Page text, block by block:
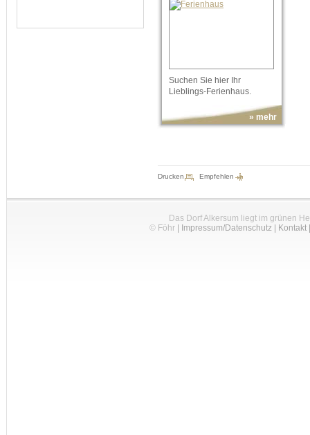
Suchen Sie hier Ihr
Lieblings-Ferienhaus.
» mehr
Drucken Empfehlen
Das Dorf Alkersum liegt im grünen
© Föhr| Impressum/Datenschutz| Kontakt